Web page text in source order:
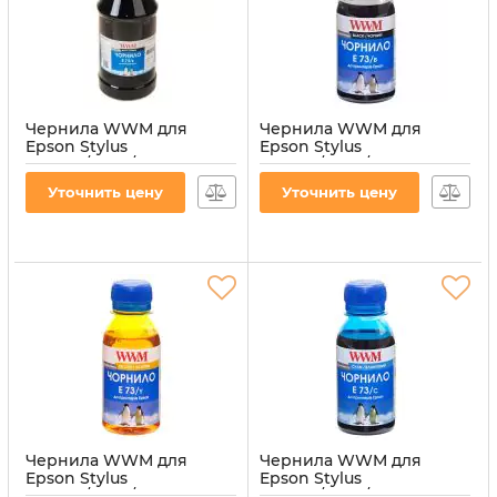
Чернила WWM для
Epson Stylus
CX3700/TX119/TX419 1000г
Black водорастворимые
(E73/B-4)
Уточнить цену
Чернила WWM для
Epson Stylus
CX3700/TX119/TX419 100г
Black водорастворимые
(E73/B-2)
Уточнить цену
Чернила WWM для
Epson Stylus
Чернила WWM для
Epson Stylus